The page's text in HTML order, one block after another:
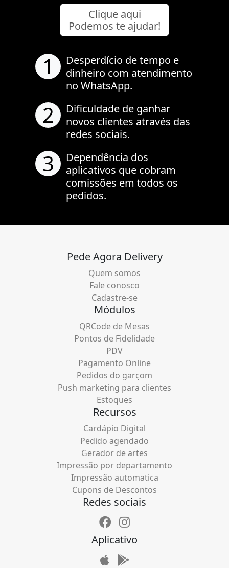
Clique aqui
Podemos te ajudar!
1
Desperdício de tempo e
dinheiro com atendimento
no WhatsApp.
2
Dificuldade de ganhar
novos clientes através das
redes sociais.
3
Dependência dos
aplicativos que cobram
comissões em todos os
pedidos.
Pede Agora Delivery
Quem somos
Fale conosco
Cadastre-se
Módulos
QRCode de Mesas
Pontos de Fidelidade
PDV
Pagamento Online
Pedidos do garçom
Push marketing para clientes
Estoques
Recursos
Cardápio Digital
Pedido agendado
Gerador de artes
Impressão por departamento
Impressão automatica
Cupons de Descontos
Redes sociais
Aplicativo